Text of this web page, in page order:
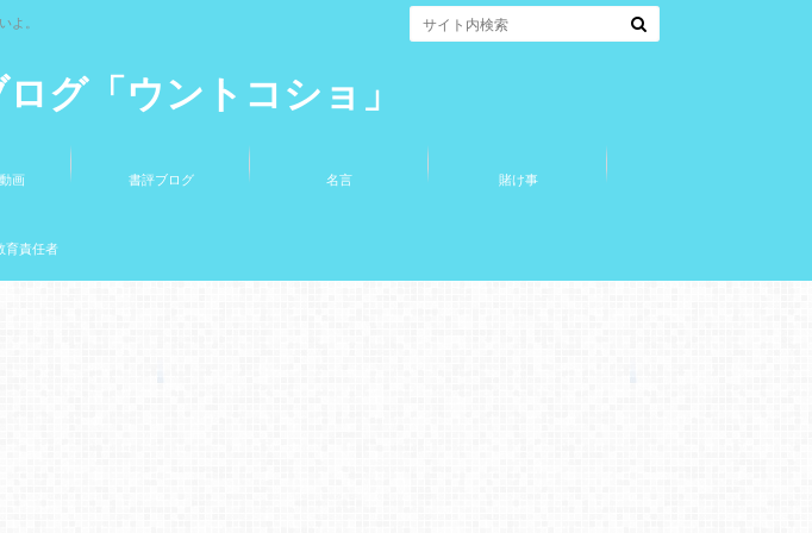
グ「ウントコショ」
よ。
画 書評ブログ 名言 賭け事
責任者